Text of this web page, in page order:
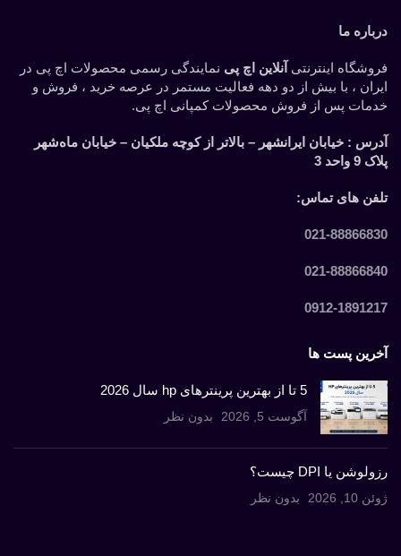
درباره ما
فروشگاه اینترنتی آنلاین اچ پی نمایندگی رسمی محصولات اچ پی در
ایران ، با بیش از دو دهه فعالیت مستمر در عرصه خرید ، فروش و
خدمات پس از فروش محصولات کمپانی اچ پی.
آدرس : خیابان ایرانشهر – بالاتر از کوچه ملکیان – خیابان ماه‌شهر
پلاک 9 واحد 3
تلفن های تماس:
021-88866830
021-88866840
0912-1891217
آخرین پست ها
5 تا از بهترین پرینترهای hp سال 2026
آگوست 5, 2026 بدون نظر
رزولوشن یا DPI چیست؟
ژوئن 10, 2026 بدون نظر